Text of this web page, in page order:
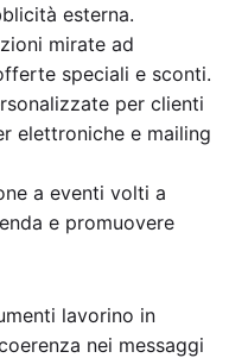
esterna.
mirate ad
speciali e sconti.
per clienti
elettroniche e mailing
a eventi volti a
e promuovere
lavorino in
nei messaggi